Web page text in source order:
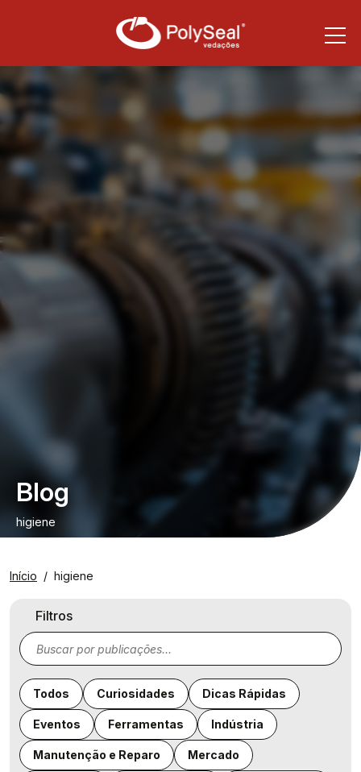
Blog
higiene
Início higiene
Filtros
Todos Curiosidades Dicas Rápidas
Eventos Ferramentas Indústria
Manutenção e Reparo Mercado